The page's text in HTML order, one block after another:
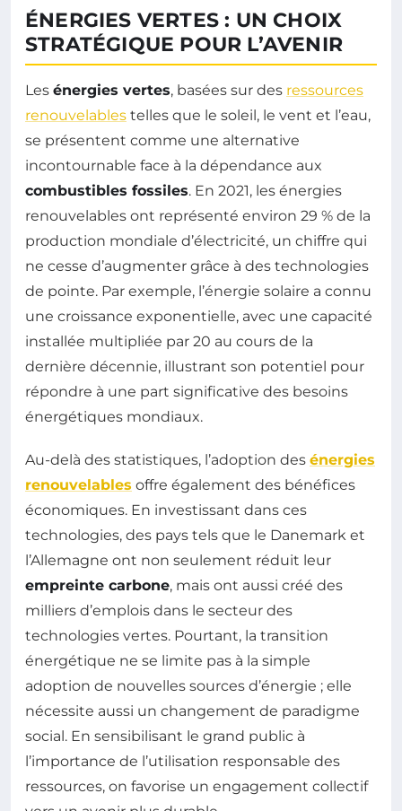
ÉNERGIES VERTES : UN CHOIX
STRATÉGIQUE POUR L’AVENIR
Les énergies vertes, basées sur des ressources
renouvelables telles que le soleil, le vent et l’eau,
se présentent comme une alternative
incontournable face à la dépendance aux
combustibles fossiles. En 2021, les énergies
renouvelables ont représenté environ 29 % de la
production mondiale d’électricité, un chiffre qui
ne cesse d’augmenter grâce à des technologies
de pointe. Par exemple, l’énergie solaire a connu
une croissance exponentielle, avec une capacité
installée multipliée par 20 au cours de la
dernière décennie, illustrant son potentiel pour
répondre à une part significative des besoins
énergétiques mondiaux.
Au-delà des statistiques, l’adoption des énergies
renouvelables offre également des bénéfices
économiques. En investissant dans ces
technologies, des pays tels que le Danemark et
l’Allemagne ont non seulement réduit leur
empreinte carbone, mais ont aussi créé des
milliers d’emplois dans le secteur des
technologies vertes. Pourtant, la transition
énergétique ne se limite pas à la simple
adoption de nouvelles sources d’énergie ; elle
nécessite aussi un changement de paradigme
social. En sensibilisant le grand public à
l’importance de l’utilisation responsable des
ressources, on favorise un engagement collectif